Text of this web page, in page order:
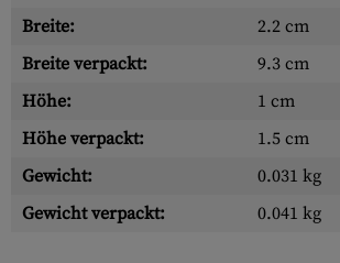
Breite:
2.2 cm
Breite verpackt:
9.3 cm
Höhe:
1 cm
Höhe verpackt:
1.5 cm
Gewicht:
0.031 kg
Gewicht verpackt:
0.041 kg